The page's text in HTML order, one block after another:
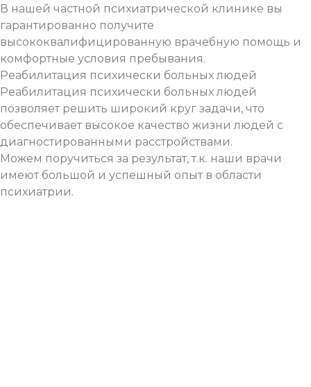
В нашей частной психиатрической клинике вы
гарантированно получите
высококвалифицированную врачебную помощь и
комфортные условия пребывания.
Реабилитация психически больных людей
Реабилитация психически больных людей
позволяет решить широкий круг задачи, что
обеспечивает высокое качество жизни людей с
диагностированными расстройствами.
Можем поручиться за результат, т.к. наши врачи
имеют большой и успешный опыт в области
психиатрии.